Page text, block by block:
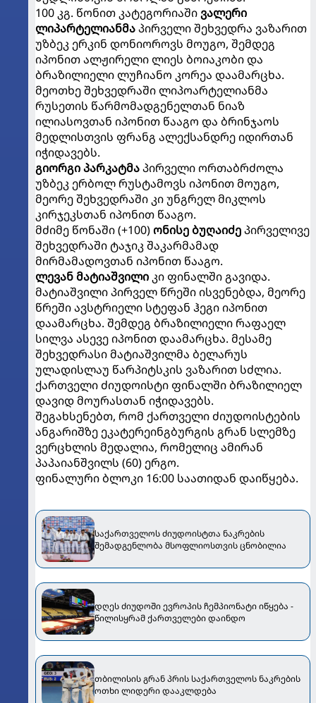
100 კგ. წონით კატეგორიაშივალერი
ლიპარტელიანმაპირველი შეხვედრა ვაზარით
უზბეკ ერკინ დონიოროვს მოუგო, შემდეგ
იპონით ალჟირელი ლიეს ბოიაკობი და
ბრაზილიელი ლუჩიანო კორეა დაამარცხა.
მეოთხე შეხვედრაში ლიპოარტელიანმა
რუსეთის წარმომადგენელთან ნიაზ
ილიასოვთან იპონით წააგო და ბრინჯაოს
მედლისთვის ფრანგ ალექსანდრე იდირთან
იჭიდავებს.
გიორგი პარკატმაპირველი ორთაბრძოლა
უზბეკ ერბოლ რუსტამოვს იპონით მოუგო,
მეორე შეხვედრაში კი უნგრელ მიკლოს
კირჯეკსთან იპონით წააგო.
მძიმე წონაში (+100)ონისე ბუღაიძეპირველივე
შეხვედრაში ტაჯიკ შაკარმამად
მირმამადოვთან იპონით წააგო.
ლევან მატიაშვილიკი ფინალში გავიდა.
მატიაშვილი პირველ წრეში ისვენებდა, მეორე
წრეში ავსტრიელი სტეფან ჰეგი იპონით
დაამარცხა. შემდეგ ბრაზილიელი რაფაელ
სილვა ასევე იპონით დაამარცხა. მესამე
შეხვედრასი მატიაშვილმა ბელარუს
ულადისლაუ წარპიტსკის ვაზარით სძლია.
ქართველი ძიუდოისტი ფინალში ბრაზილიელ
დავიდ მოურასთან იჭიდავებს.
შეგახსენებთ, რომ ქართველი ძიუდოისტების
ანგარიშზე ეკატერეინგბურგის გრან სლემზე
ვერცხლის მედალია, რომელიც ამირან
პაპაიანშვილს (60) ერგო.
ფინალური ბლოკი 16:00 საათიდან დაიწყება.
საქართველოს ძიუდოისტთა ნაკრების
შემადგენლობა მსოფლიოსთვის ცნობილია
დღეს ძიუდოში ევროპის ჩემპიონატი იწყება -
წილისყრამ ქართველები დაინდო
თბილისის გრან პრის საქართველოს ნაკრების
ოთხი ლიდერი დააკლდება